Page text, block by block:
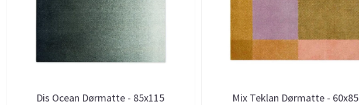
Dis Ocean Dørmatte - 85x115 Mix Teklan Dørmatte - 60x85